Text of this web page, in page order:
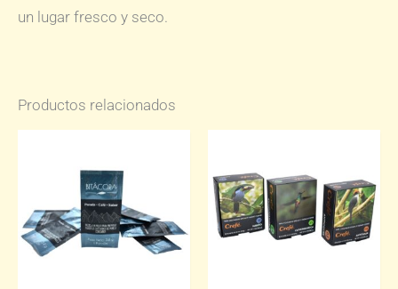
un lugar fresco y seco.
Productos relacionados